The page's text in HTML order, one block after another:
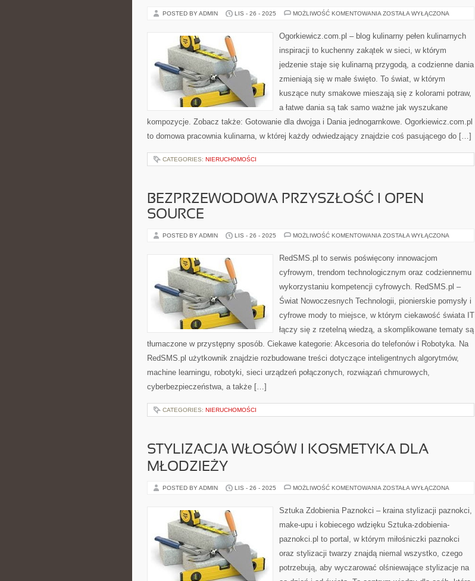
POSTED BY ADMIN LIS - 26 - 2025 MOŻLIWOŚĆ KOMENTOWANIA KUCHNIA
INSPIRACJE
Z
ZOSTAŁA WYŁĄCZONA
Ogorkiewicz.com.pl – blog kulinarny pełen kulinarnych
inspiracji to kuchenny zakątek w sieci, w którym
jedzenie staje się kulinarną przygodą, a codzienne dania
zmieniają się w małe święto. To świat, w którym
kuszące nuty smakowe mieszają się z kolorami potraw,
a łatwe dania są tak samo ważne jak wyszukane
kompozycje. Zobacz także: Gotowanie dla dwojga i Dania jednogarnkowe. Ogorkiewicz.com.pl
to domowa pracownia kulinarna, w której każdy odwiedzający znajdzie coś pasującego do […]
CATEGORIES: NIERUCHOMOŚCI
BEZPRZEWODOWA PRZYSZŁOŚĆ I OPEN
SOURCE
POSTED BY ADMIN LIS - 26 - 2025 MOŻLIWOŚĆ KOMENTOWANIA BEZPRZEWODOWA
OPEN
SOURCE
ZOSTAŁA WYŁĄCZONA
RedSMS.pl to serwis poświęcony innowacjom
cyfrowym, trendom technologicznym oraz codziennemu
wykorzystaniu kompetencji cyfrowych. RedSMS.pl –
Świat Nowoczesnych Technologii, pionierskie pomysły i
cyfrowe mody to miejsce, w którym ciekawość świata IT
łączy się z rzetelną wiedzą, a skomplikowane tematy są
tłumaczone w przystępny sposób. Ciekawe kategorie: Akcesoria do telefonów i Robotyka. Na
RedSMS.pl użytkownik znajdzie rozbudowane treści dotyczące inteligentnych algorytmów,
machine learningu, robotyki, sieci urządzeń połączonych, rozwiązań chmurowych,
cyberbezpieczeństwa, a także […]
CATEGORIES: NIERUCHOMOŚCI
STYLIZACJA WŁOSÓW I KOSMETYKA DLA
MŁODZIEŻY
POSTED BY ADMIN LIS - 26 - 2025 MOŻLIWOŚĆ KOMENTOWANIA STYLIZACJA
KOSMETYKA
DLA
ZOSTAŁA WYŁĄCZONA
Sztuka Zdobienia Paznokci – kraina stylizacji paznokci,
make-upu i kobiecego wdzięku Sztuka-zdobienia-
paznokci.pl to portal, w którym miłośniczki paznokci
oraz stylizacji twarzy znajdą niemal wszystko, czego
potrzebują, aby wyczarować olśniewające stylizacje na